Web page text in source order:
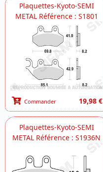
Plaquettes-Kyoto-SEMI
METAL Référence : S1801
Commander 19,98 €
Plaquettes-Kyoto-SEMI
METAL Référence : S1936N